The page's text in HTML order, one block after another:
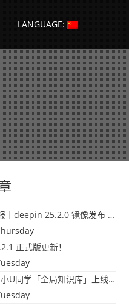
LANGUAGE:
7月社区月报｜deepin 25.2.0 镜像发布 & 小U同学定时任务上线
正式版更新！
重磅更新！小U同学「全局知识库」上线：你的本地文件，终于"活"起来了